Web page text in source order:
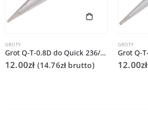
GROTY
Grot Q-T-0.8D do Quick 236/706/936A/3104/3102/TS1100
12.00zł (14.76zł brutto)
GROTY
12.00zł